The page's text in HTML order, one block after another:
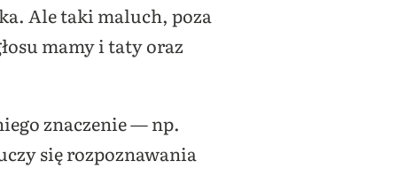
Ale taki maluch, poza
mamy i taty oraz
znaczenie — np.
się rozpoznawania